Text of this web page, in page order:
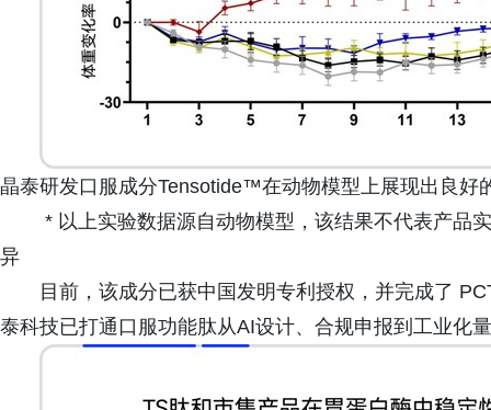
晶泰研发口服成分Tensotide™在动物模型上展现出良好
* 以上实验数据源自动物模型，该结果不代表产品
异
目前，该成分已获中国发明专利授权，并完成了
泰科技已打通口服功能肽从AI设计、合规申报到工业化